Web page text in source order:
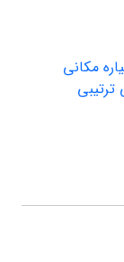
مکانی
ترتیبی